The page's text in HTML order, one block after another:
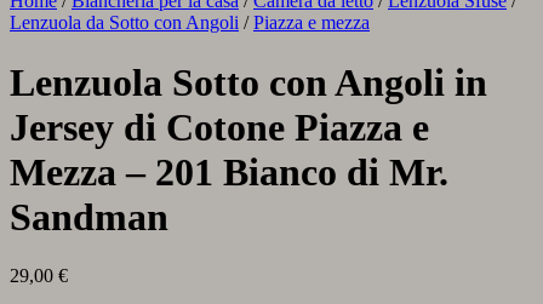
Lenzuola da Sotto con Angoli / Piazza e mezza
Lenzuola Sotto con Angoli in
Jersey di Cotone Piazza e
Mezza – 201 Bianco di Mr.
Sandman
29,00 €